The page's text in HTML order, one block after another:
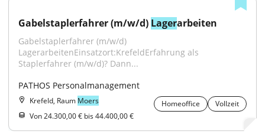
Gabelstaplerfahrer (m/w/d) Lagerarbeiten
Gabelstaplerfahrer (m/w/d)
LagerarbeitenEinsatzort:KrefeldErfahrung als
Staplerfahrer (m/w/d)? Dann...
PATHOS Personalmanagement
Krefeld, Raum Moers Homeoffice
Vollzeit
Von 24.300,00 € bis 44.400,00 €